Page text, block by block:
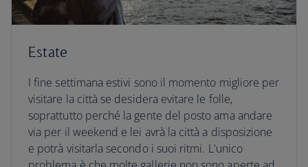
Estate
I fine settimana estivi sono il momento migliore per
visitare la città se desidera evitare le folle,
soprattutto perché la gente del posto ama andare
via per il weekend e lei avrà la città a disposizione
e potrà visitarla secondo i suoi ritmi. L'unico